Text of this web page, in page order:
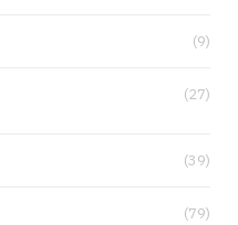
(9)
(27)
(39)
(79)